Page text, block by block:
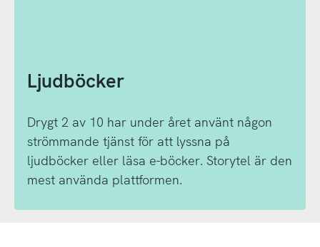
Ljudböcker
Drygt 2 av 10 har under året använt någon
strömmande tjänst för att lyssna på
ljudböcker eller läsa e-böcker. Storytel är den
mest använda plattformen.